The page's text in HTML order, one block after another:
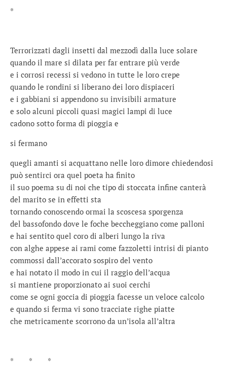
*
Terrorizzati dagli insetti dal mezzodì dalla luce solare
quando il mare si dilata per far entrare più verde
e i corrosi recessi si vedono in tutte le loro crepe
quando le rondini si liberano dei loro dispiaceri
e i gabbiani si appendono su invisibili armature
e solo alcuni piccoli quasi magici lampi di luce
cadono sotto forma di pioggia e
si fermano
quegli amanti si acquattano nelle loro dimore chiedendosi
può sentirci ora quel poeta ha finito
il suo poema su di noi che tipo di stoccata infine canterà
del marito se in effetti sta
tornando conoscendo ormai la scoscesa sporgenza
del bassofondo dove le foche beccheggiano come palloni
e hai sentito quel coro di alberi lungo la riva
con alghe appese ai rami come fazzoletti intrisi di pianto
commossi dall’accorato sospiro del vento
e hai notato il modo in cui il raggio dell’acqua
si mantiene proporzionato ai suoi cerchi
come se ogni goccia di pioggia facesse un veloce calcolo
e quando si ferma vi sono tracciate righe piatte
che metricamente scorrono da un’isola all’altra
* * *